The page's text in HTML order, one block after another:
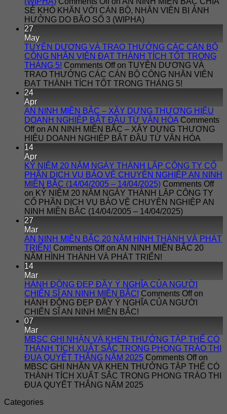
SẺ KHÓ KHĂN VỚI CÁN BỘ, NHÂN VIÊN BỊ ẢNH
HƯỞNG DO BÃO SỐ 3 (WIPHA)
27
May
TUYÊN DƯƠNG VÀ TRAO THƯỞNG CÁC CÁN BỘ
CÔNG NHÂN VIÊN ĐẠT THÀNH TÍCH TỐT TRONG
THÁNG 5! Comments Offon TUYÊN DƯƠNG VÀ
TRAO THƯỞNG CÁC CÁN BỘ CÔNG NHÂN VIÊN
ĐẠT THÀNH TÍCH TỐT TRONG THÁNG 5!
24
Apr
AN NINH MIỀN BẮC – XÂY DỰNG THƯƠNG HIỆU
DOANH NGHIỆP BẮT ĐẦU TỪ VĂN HÓA Comments
Offon AN NINH MIỀN BẮC – XÂY DỰNG THƯƠNG
HIỆU DOANH NGHIỆP BẮT ĐẦU TỪ VĂN HÓA
14
Apr
KỶ NIỆM 20 NĂM NGÀY THÀNH LẬP CÔNG TY CỔ
PHẦN DỊCH VỤ BẢO VỆ CHUYÊN NGHIỆP AN NINH
MIỀN BẮC (14/04/2005 – 14/04/2025) Comments Off
on KỶ NIỆM 20 NĂM NGÀY THÀNH LẬP CÔNG TY
CỔ PHẦN DỊCH VỤ BẢO VỆ CHUYÊN NGHIỆP AN
NINH MIỀN BẮC (14/04/2005 – 14/04/2025)
27
Mar
AN NINH MIỀN BẮC 20 NĂM HÌNH THÀNH VÀ PHÁT
TRIỂN! Comments Offon AN NINH MIỀN BẮC 20
NĂM HÌNH THÀNH VÀ PHÁT TRIỂN!
14
Mar
HÀNH ĐỘNG ĐẸP ĐẦY Ý NGHĨA CỦA NGƯỜI
CHIẾN SĨ AN NINH MIỀN BẮC! Comments Offon
HÀNH ĐỘNG ĐẸP ĐẦY Ý NGHĨA CỦA NGƯỜI
CHIẾN SĨ AN NINH MIỀN BẮC!
07
Mar
MBSC GHI NHẬN VÀ KHEN THƯỞNG TẬP THỂ CÓ
THÀNH TÍCH XUẤT SẮC TRONG PHONG TRÀO THI
ĐUA QUYẾT THẮNG NĂM 2025 Comments Offon
MBSC GHI NHẬN VÀ KHEN THƯỞNG TẬP THỂ CÓ
THÀNH TÍCH XUẤT SẮC TRONG PHONG TRÀO THI
ĐUA QUYẾT THẮNG NĂM 2025
Categories